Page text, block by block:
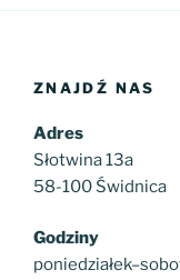
ZNAJDŹ NAS
Adres
Słotwina 13a
58-100 Świdnica
Godziny